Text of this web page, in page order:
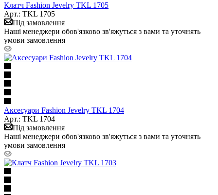
Клатч Fashion Jevelry TKL 1705
Арт.: TKL 1705
Під замовлення
Наші менеджери обов'язково зв'яжуться з вами та уточнять
умови замовлення
Аксесуари Fashion Jevelry TKL 1704
Арт.: TKL 1704
Під замовлення
Наші менеджери обов'язково зв'яжуться з вами та уточнять
умови замовлення